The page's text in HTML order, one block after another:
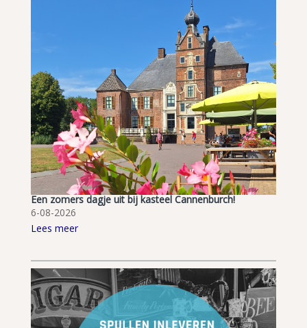
Een zomers dagje uit bij kasteel Cannenburch!
6-08-2026
Lees meer